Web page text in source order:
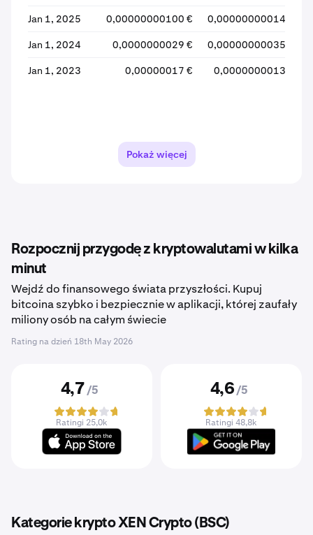
Jan 1, 2025 0,00000000100 € 0,00000000014 €
Jan 1, 2024 0,0000000029 € 0,00000000035 €
Jan 1, 2023 0,00000017 € 0,0000000013 €
Pokaż więcej
Rozpocznij przygodę z kryptowalutami w kilka
minut
Wejdź do finansowego świata przyszłości. Kupuj
bitcoina szybko i bezpiecznie w aplikacji, której zaufały
miliony osób na całym świecie
Rating na dzień 18th May 2026
4,7 /5
Ratingi 25,0k
4,6 /5
Ratingi 48,8k
Kategorie krypto XEN Crypto (BSC)